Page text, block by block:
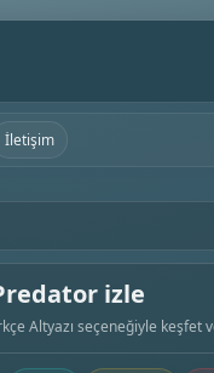
İletişim
izle
Altyazı seçeneğiyle keşfet